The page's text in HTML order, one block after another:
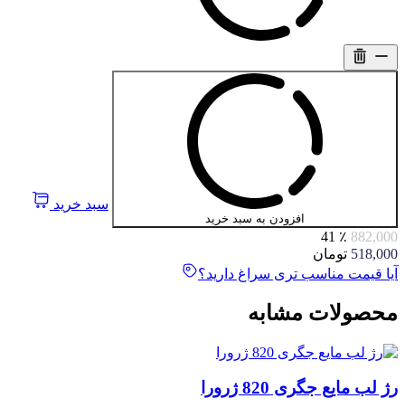
افزودن به سبد خرید
سبد خرید
882,000 ٪ 41
518,000 تومان
آیا قیمت مناسب تری سراغ دارید؟
محصولات مشابه
رژ لب مایع جگری 820 ژرورا